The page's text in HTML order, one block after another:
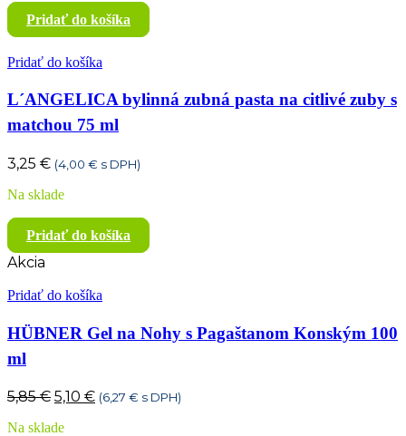
Pridať do košíka
Pridať do košíka
L´ANGELICA bylinná zubná pasta na citlivé zuby s
matchou 75 ml
3,25 € (4,00 € s DPH)
Na sklade
Pridať do košíka
Akcia
Pridať do košíka
HÜBNER Gel na Nohy s Pagaštanom Konským 100
ml
5,85€ Pôvodná
bola:
5,10 €Aktuálna
(6,27 € s DPH)
Na sklade